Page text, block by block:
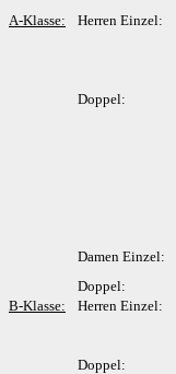
A-Klasse: Herren Einzel:
Doppel:
Damen Einzel:
Doppel:
B-Klasse:
Herren Einzel:
Doppel: